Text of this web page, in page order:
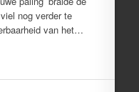
nog verder te
van het…